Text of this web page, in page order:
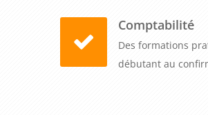
Comptabilité
Des formations
débutant au